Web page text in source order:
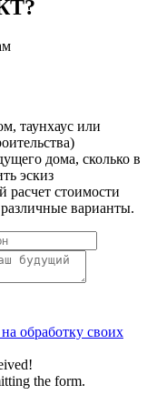
таунхаус или
дома, сколько в
эскиз
стоимости
варианты.
на обработку своих
the form.